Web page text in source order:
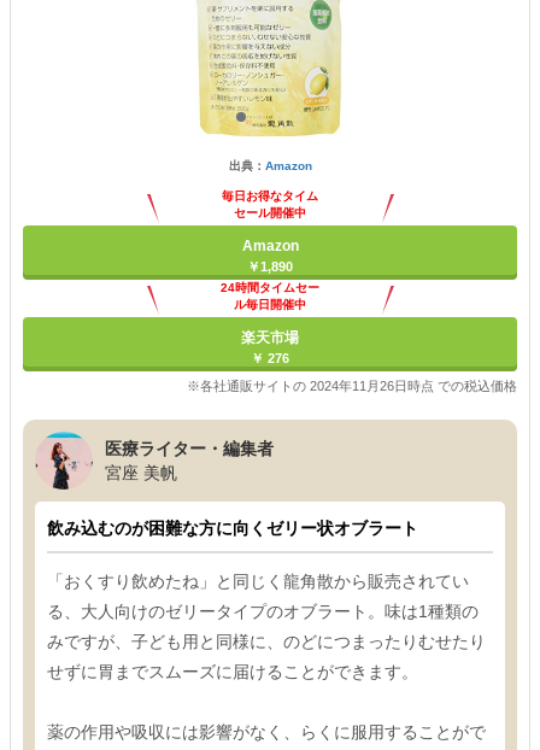
出典： Amazon
毎日お得なタイム
セール開催中
Amazon
￥1,890
24時間タイムセー
ル毎日開催中
楽天市場
￥ 276
※各社通販サイトの 2024年11月26日時点 での税込価格
医療ライター・編集者
宮座 美帆
飲み込むのが困難な方に向くゼリー状オブラート
「おくすり飲めたね」と同じく龍角散から販売されてい
る、大人向けのゼリータイプのオブラート。味は1種類の
みですが、子ども用と同様に、のどにつまったりむせたり
せずに胃までスムーズに届けることができます。
薬の作用や吸収には影響がなく、らくに服用することがで